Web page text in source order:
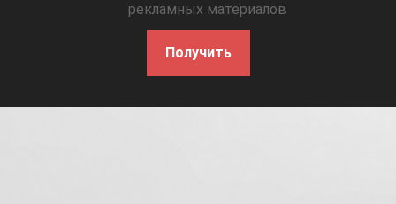
рекламных материалов
Получить